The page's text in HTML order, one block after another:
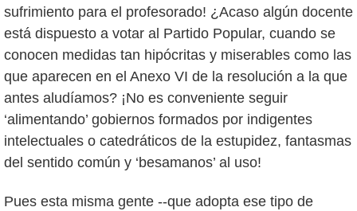
sufrimiento para el profesorado! ¿Acaso algún docente
está dispuesto a votar al Partido Popular, cuando se
conocen medidas tan hipócritas y miserables como las
que aparecen en el Anexo VI de la resolución a la que
antes aludíamos? ¡No es conveniente seguir
‘alimentando’ gobiernos formados por indigentes
intelectuales o catedráticos de la estupidez, fantasmas
del sentido común y ‘besamanos’ al uso!
Pues esta misma gente --que adopta ese tipo de